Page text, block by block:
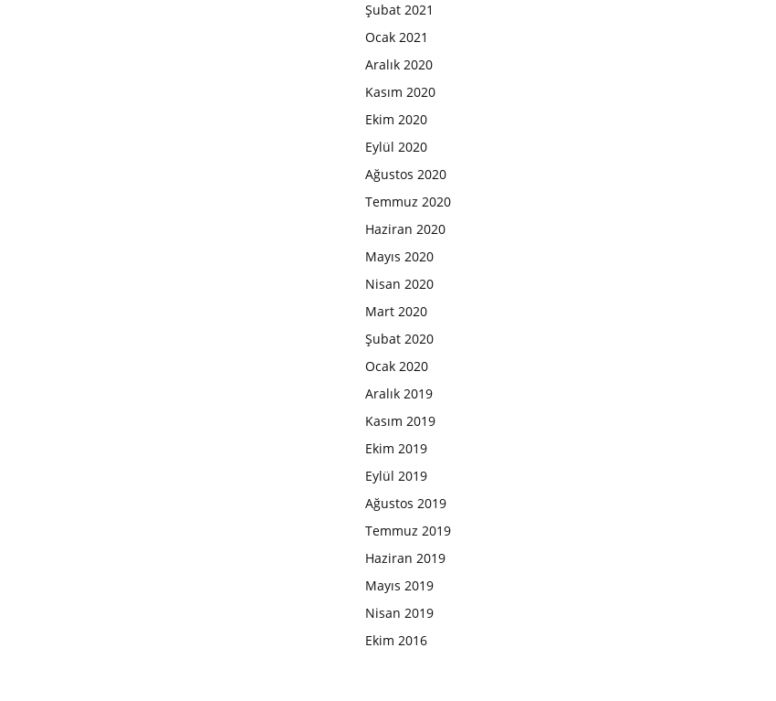
Şubat 2021
Ocak 2021
Aralık 2020
Kasım 2020
Ekim 2020
Eylül 2020
Ağustos 2020
Temmuz 2020
Haziran 2020
Mayıs 2020
Nisan 2020
Mart 2020
Şubat 2020
Ocak 2020
Aralık 2019
Kasım 2019
Ekim 2019
Eylül 2019
Ağustos 2019
Temmuz 2019
Haziran 2019
Mayıs 2019
Nisan 2019
Ekim 2016